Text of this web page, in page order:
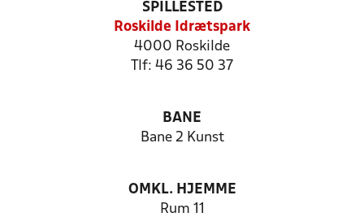
SPILLESTED
Roskilde Idrætspark
4000 Roskilde
Tlf: 46 36 50 37
BANE
Bane 2 Kunst
OMKL. HJEMME
Rum 11